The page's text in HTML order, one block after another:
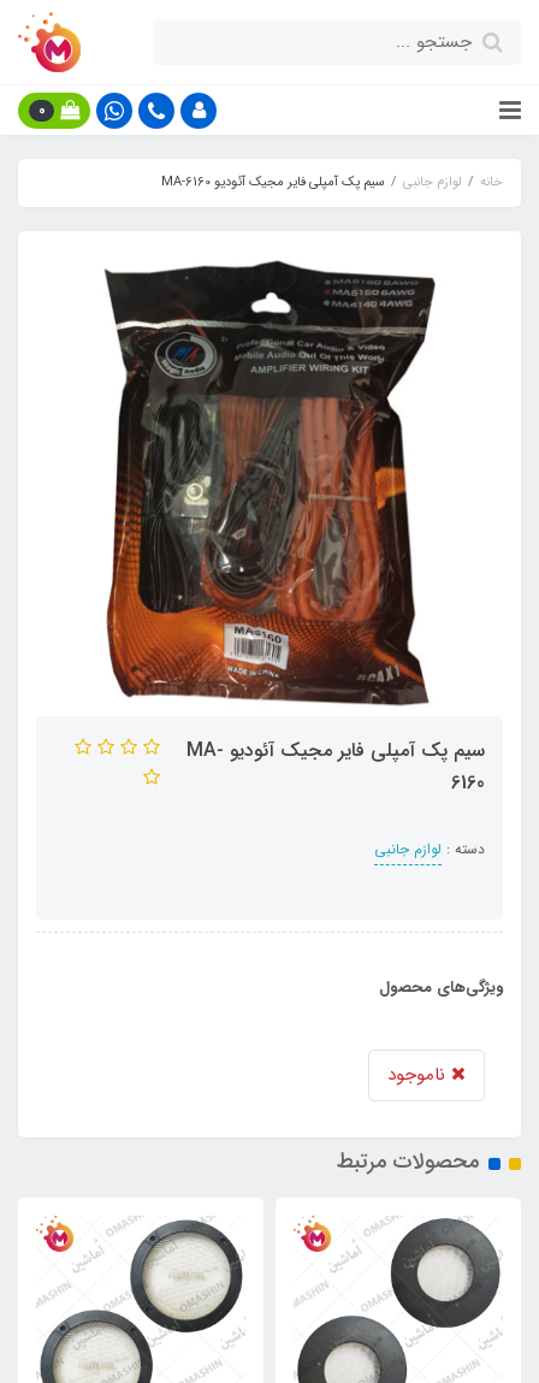
0
خانه لوازم جانبی سیم پک آمپلی فایر مجیک آئودیو MA-6160
سیم پک آمپلی فایر مجیک آئودیو MA-
6160
دسته : لوازم جانبی
ویژگی‌های محصول
ناموجود
محصولات مرتبط